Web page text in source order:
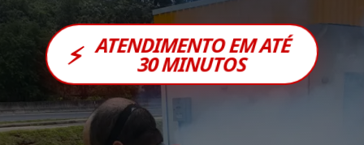
⚡ ATENDIMENTO EM ATÉ
30 MINUTOS